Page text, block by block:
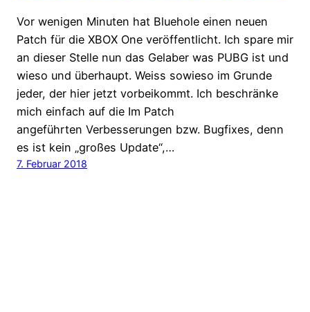
Vor wenigen Minuten hat Bluehole einen neuen
Patch für die XBOX One veröffentlicht. Ich spare mir
an dieser Stelle nun das Gelaber was PUBG ist und
wieso und überhaupt. Weiss sowieso im Grunde
jeder, der hier jetzt vorbeikommt. Ich beschränke
mich einfach auf die Im Patch
angeführten Verbesserungen bzw. Bugfixes, denn
es ist kein „großes Update“,…
7. Februar 2018